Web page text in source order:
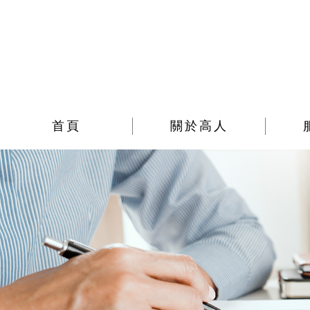
首頁 關於高人